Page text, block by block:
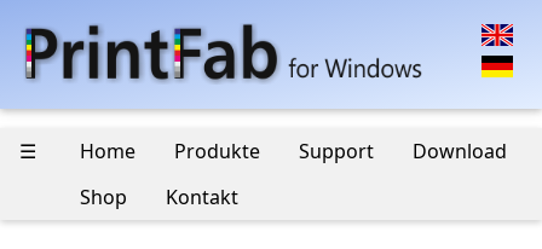
☰ Home Produkte Support
Download
Shop
Kontakt